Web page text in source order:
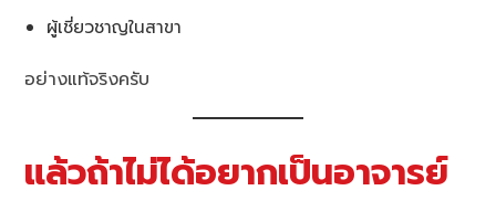
ผู้เชี่ยวชาญในสาขา
อย่างแท้จริงครับ
แล้วถ้าไม่ได้อยากเป็นอาจารย์